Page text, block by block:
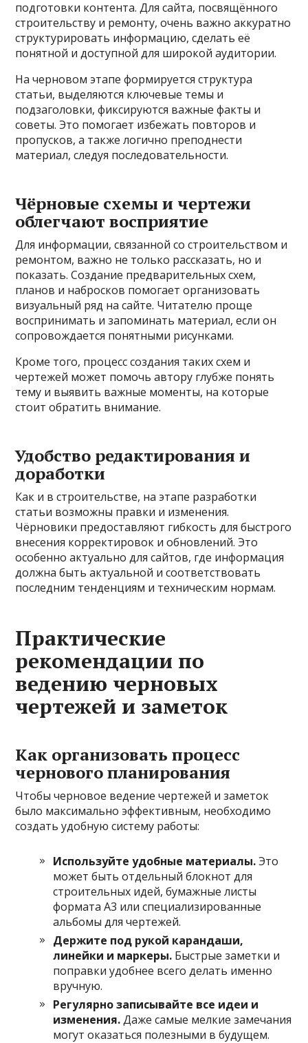
подготовки контента. Для сайта, посвящённого
строительству и ремонту, очень важно аккуратно
структурировать информацию, сделать её
понятной и доступной для широкой аудитории.
На черновом этапе формируется структура
статьи, выделяются ключевые темы и
подзаголовки, фиксируются важные факты и
советы. Это помогает избежать повторов и
пропусков, а также логично преподнести
материал, следуя последовательности.
Чёрновые схемы и чертежи
облегчают восприятие
Для информации, связанной со строительством и
ремонтом, важно не только рассказать, но и
показать. Создание предварительных схем,
планов и набросков помогает организовать
визуальный ряд на сайте. Читателю проще
воспринимать и запоминать материал, если он
сопровождается понятными рисунками.
Кроме того, процесс создания таких схем и
чертежей может помочь автору глубже понять
тему и выявить важные моменты, на которые
стоит обратить внимание.
Удобство редактирования и
доработки
Как и в строительстве, на этапе разработки
статьи возможны правки и изменения.
Чёрновики предоставляют гибкость для быстрого
внесения корректировок и обновлений. Это
особенно актуально для сайтов, где информация
должна быть актуальной и соответствовать
последним тенденциям и техническим нормам.
Практические
рекомендации по
ведению черновых
чертежей и заметок
Как организовать процесс
чернового планирования
Чтобы черновое ведение чертежей и заметок
было максимально эффективным, необходимо
создать удобную систему работы:
Используйте удобные материалы.Это
может быть отдельный блокнот для
строительных идей, бумажные листы
формата А3 или специализированные
альбомы для чертежей.
Держите под рукой карандаши,
линейки и маркеры. Быстрые заметки и
поправки удобнее всего делать именно
вручную.
Регулярно записывайте все идеи и
изменения.Даже самые мелкие замечания
могут оказаться полезными в будущем.